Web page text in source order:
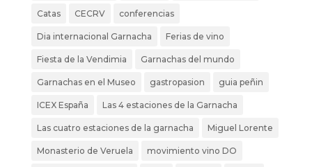
Catas CECRV conferencias
Dia internacional Garnacha Ferias de vino
Fiesta de la Vendimia Garnachas del mundo
Garnachas en el Museo gastropasion guia peñin
ICEX España Las 4 estaciones de la Garnacha
Las cuatro estaciones de la garnacha Miguel Lorente
Monasterio de Veruela movimiento vino DO